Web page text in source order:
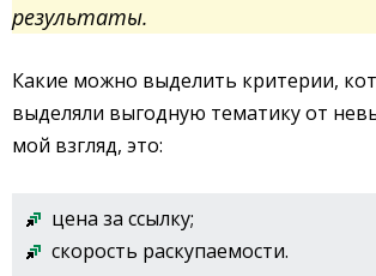
результаты.
Какие можно выделить критерии,
выделяли выгодную тематику от
мой взгляд, это:
цена за ссылку;
скорость раскупаемости.